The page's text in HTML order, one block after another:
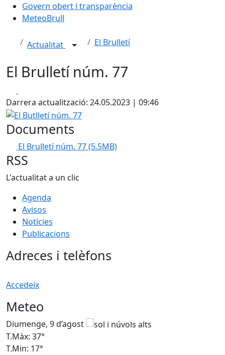
Govern obert i transparència
MeteoBrull
Actualitat El Brulletí
El Brulletí núm. 77
Darrera actualització: 24.05.2023 | 09:46
El Butlletí núm. 77
Documents
El Brulletí núm. 77(5.5MB)
RSS
L'actualitat a un clic
Agenda
Avisos
Notícies
Publicacions
Adreces i telèfons
Accedeix
Meteo
Diumenge, 9 d’agost
T.Màx: 37°
T.Min: 17°